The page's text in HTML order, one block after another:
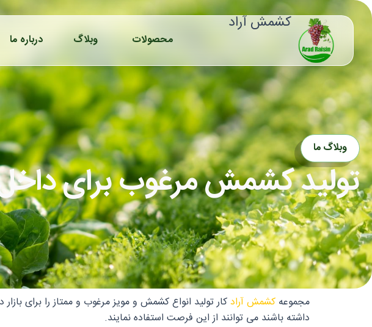
پرش
به
کشمش آراد
محصولات وبلاگ درباره ما
وبلاگ ما
تولید کشمش مرغوب برای
مجموعه کشمش آرادکار تولید انواع کشمش و مویز مرغوب و ممتاز را برای
داشته باشند می توانند از این فرصت استفاده نمایند.